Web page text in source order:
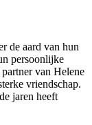
de aard van hun
persoonlijke
van Helene
vriendschap.
jaren heeft